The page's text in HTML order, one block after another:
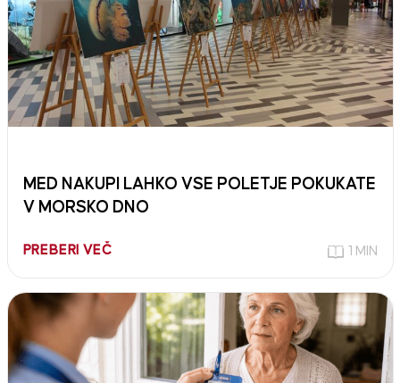
MED NAKUPI LAHKO VSE POLETJE POKUKATE
V MORSKO DNO
PREBERI VEČ 1 MIN